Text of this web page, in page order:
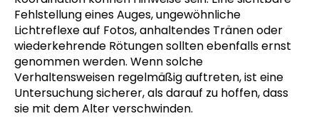
Fehlstellung eines Auges, ungewöhnliche
Lichtreflexe auf Fotos, anhaltendes Tränen oder
wiederkehrende Rötungen sollten ebenfalls ernst
genommen werden. Wenn solche
Verhaltensweisen regelmäßig auftreten, ist eine
Untersuchung sicherer, als darauf zu hoffen, dass
sie mit dem Alter verschwinden.